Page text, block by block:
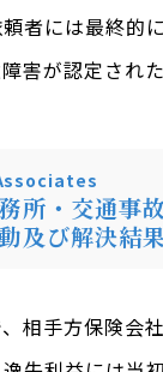
者には最終的
害が認定された
所・交通事
及び解決結果
相手方保険会